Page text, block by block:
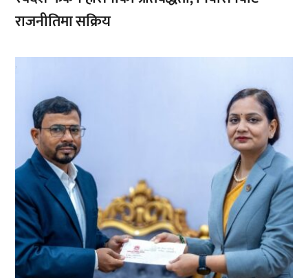
राजनीतिमा सक्रिय
,